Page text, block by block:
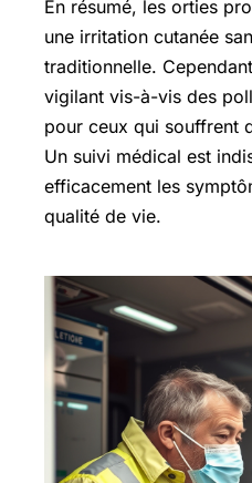
En résumé, les orties
une irritation cutanée
traditionnelle.
vigilant vis-à-vis des
pour ceux qui souffrent
Un suivi médical est
efficacement les
qualité de vie.